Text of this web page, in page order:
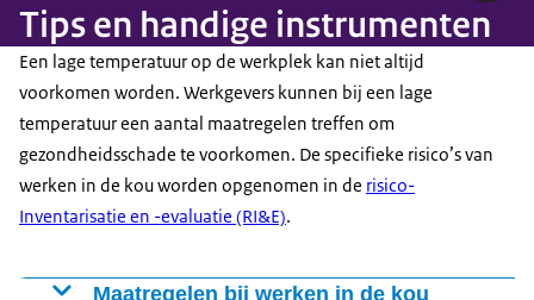
Tips en handige instrumenten
Een lage temperatuur op de werkplek kan niet altijd
voorkomen worden. Werkgevers kunnen bij een lage
temperatuur een aantal maatregelen treffen om
gezondheidsschade te voorkomen. De specifieke risico’s van
werken in de kou worden opgenomen in de risico-
Inventarisatie en -evaluatie (RI&E).
Maatregelen bij werken in de kou